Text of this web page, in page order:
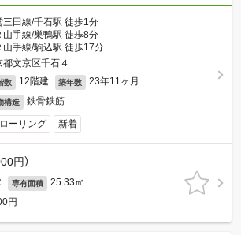
三田線/千石駅 徒歩1分
山手線/巣鴨駅 徒歩8分
山手線/駒込駅 徒歩17分
都文京区千石４
数 12階建 築年数 23年11ヶ月
構造 鉄骨鉄筋
ーリング 新着
円）
専有面積 25.33㎡
円